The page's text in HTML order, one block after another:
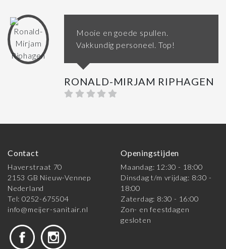
Mooie en goede spullen.
Vakkundig personeel. Top!
RONALD-MIRJAM RIPHAGEN
Contact
Haverstraat 70
2153 GB Nieuw-Vennep
Nederland
Tel: 0252-675504
info@meijer-sanitair.nl
Openingstijden
Maandag: 12:30 - 18:00
Dinsdag t/m vrijdag: 8:30 -
18:00
Zaterdag: 8:30 - 16:00
Zon- en feestdagen
gesloten